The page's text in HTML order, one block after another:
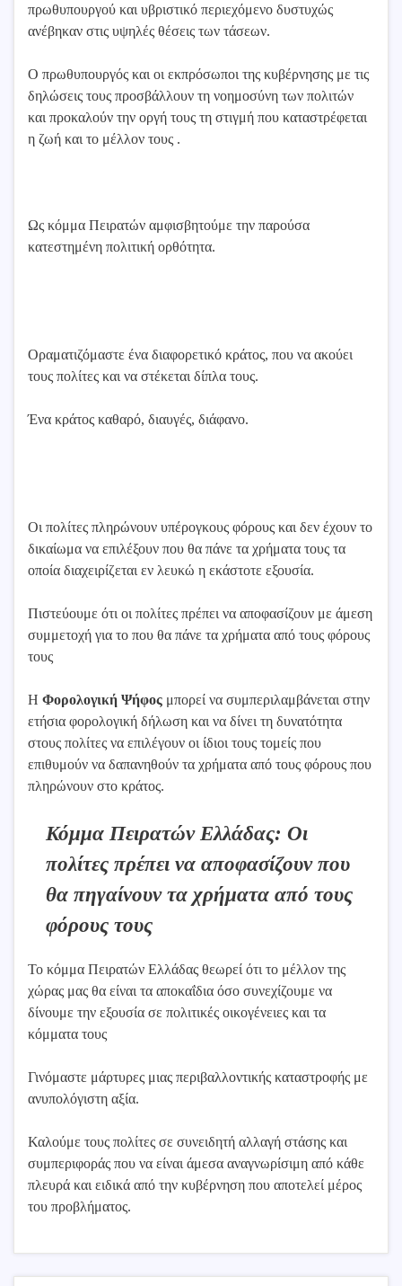
πρωθυπουργού και υβριστικό περιεχόμενο δυστυχώς
ανέβηκαν στις υψηλές θέσεις των τάσεων.
Ο πρωθυπουργός και οι εκπρόσωποι της κυβέρνησης με τις
δηλώσεις τους προσβάλλουν τη νοημοσύνη των πολιτών
και προκαλούν την οργή τους τη στιγμή που καταστρέφεται
η ζωή και το μέλλον τους .
Ως κόμμα Πειρατών αμφισβητούμε την παρούσα
κατεστημένη πολιτική ορθότητα.
Οραματιζόμαστε ένα διαφορετικό κράτος, που να ακούει
τους πολίτες και να στέκεται δίπλα τους.
Ένα κράτος καθαρό, διαυγές, διάφανο.
Οι πολίτες πληρώνουν υπέρογκους φόρους και δεν έχουν το
δικαίωμα να επιλέξουν που θα πάνε τα χρήματα τους τα
οποία διαχειρίζεται εν λευκώ η εκάστοτε εξουσία.
Πιστεύουμε ότι οι πολίτες πρέπει να αποφασίζουν με άμεση
συμμετοχή για το που θα πάνε τα χρήματα από τους φόρους
τους
Η Φορολογική Ψήφος μπορεί να συμπεριλαμβάνεται στην
ετήσια φορολογική δήλωση και να δίνει τη δυνατότητα
στους πολίτες να επιλέγουν οι ίδιοι τους τομείς που
επιθυμούν να δαπανηθούν τα χρήματα από τους φόρους που
πληρώνουν στο κράτος.
Κόμμα Πειρατών Ελλάδας: Οι
πολίτες πρέπει να αποφασίζουν που
θα πηγαίνουν τα χρήματα από τους
φόρους τους
Το κόμμα Πειρατών Ελλάδας θεωρεί ότι το μέλλον της
χώρας μας θα είναι τα αποκαΐδια όσο συνεχίζουμε να
δίνουμε την εξουσία σε πολιτικές οικογένειες και τα
κόμματα τους
Γινόμαστε μάρτυρες μιας περιβαλλοντικής καταστροφής με
ανυπολόγιστη αξία.
Καλούμε τους πολίτες σε συνειδητή αλλαγή στάσης και
συμπεριφοράς που να είναι άμεσα αναγνωρίσιμη από κάθε
πλευρά και ειδικά από την κυβέρνηση που αποτελεί μέρος
του προβλήματος.